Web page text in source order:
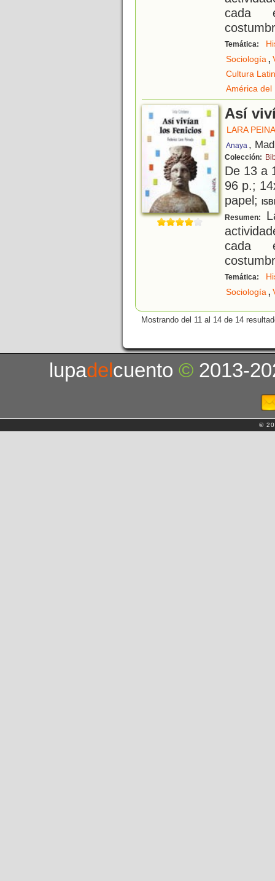
cada
Temática:
Sociología,
Cultura
América del
Así
LARA
Anaya ,
Colección:
De 13 a
96 p.;
papel;
Resumen:
cada
Temática:
Sociología,
Mostrando del 11 al 14 de 14
lupadelcuento© 2013-
©